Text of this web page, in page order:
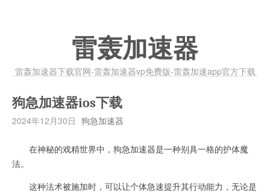
雷轰加速器
雷轰加速器下载官网-雷轰加速器vp免费版-雷轰加速app官方下载
狗急加速器ios下载
2024年12月30日 狗急加速器
在神秘的戏精世界中，狗急加速器是一种别具一格的护体魔
法。
这种法术被施加时，可以让个体急速提升其行动能力，无论是